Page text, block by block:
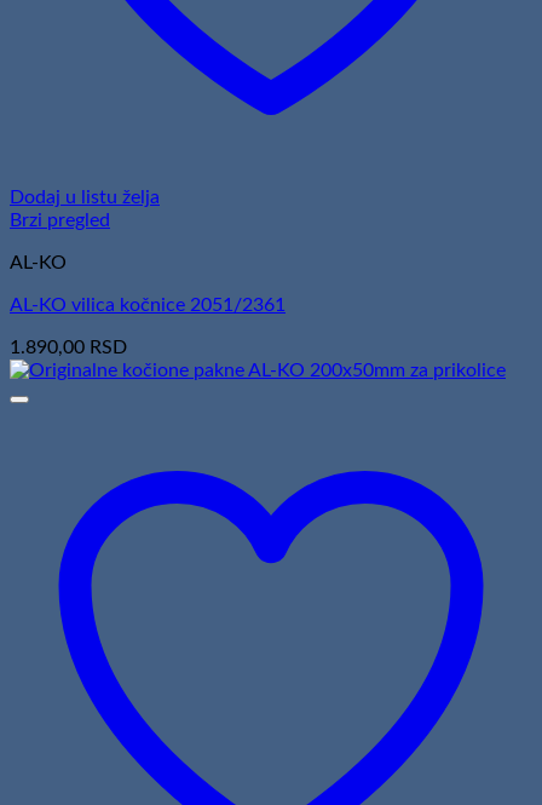
Dodaj u listu želja
Brzi pregled
AL-KO
AL-KO vilica kočnice 2051/2361
1.890,00 RSD